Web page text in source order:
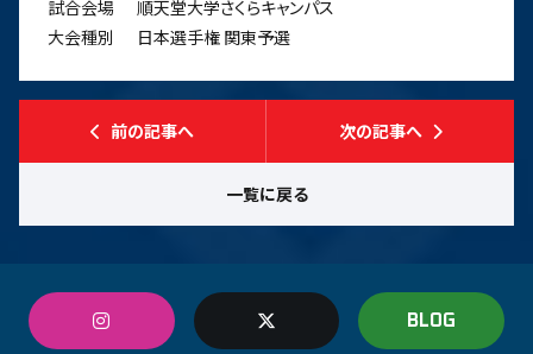
試合会場
順天堂大学さくらキャンパス
大会種別
日本選手権 関東予選
前の記事へ
一覧に戻る
次の記事へ
BLOG